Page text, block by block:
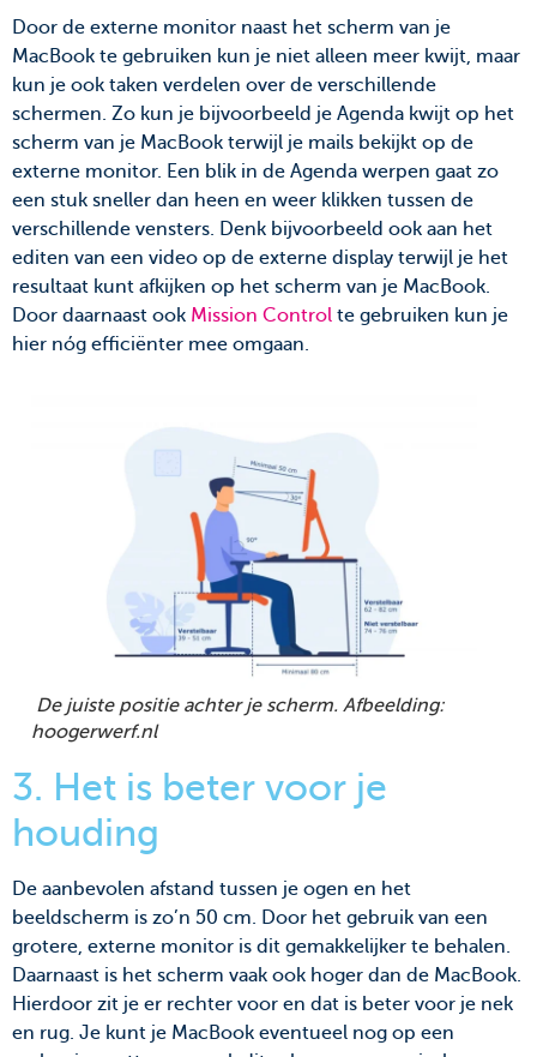
Door de externe monitor naast het scherm van je
MacBook te gebruiken kun je niet alleen meer kwijt, maar
kun je ook taken verdelen over de verschillende
schermen. Zo kun je bijvoorbeeld je Agenda kwijt op het
scherm van je MacBook terwijl je mails bekijkt op de
externe monitor. Een blik in de Agenda werpen gaat zo
een stuk sneller dan heen en weer klikken tussen de
verschillende vensters. Denk bijvoorbeeld ook aan het
editen van een video op de externe display terwijl je het
resultaat kunt afkijken op het scherm van je MacBook.
Door daarnaast ook Mission Control te gebruiken kun je
hier nóg efficiënter mee omgaan.
De juiste positie achter je scherm. Afbeelding:
hoogerwerf.nl
3. Het is beter voor je
houding
De aanbevolen afstand tussen je ogen en het
beeldscherm is zo’n 50 cm. Door het gebruik van een
grotere, externe monitor is dit gemakkelijker te behalen.
Daarnaast is het scherm vaak ook hoger dan de MacBook.
Hierdoor zit je er rechter voor en dat is beter voor je nek
en rug. Je kunt je MacBook eventueel nog op een